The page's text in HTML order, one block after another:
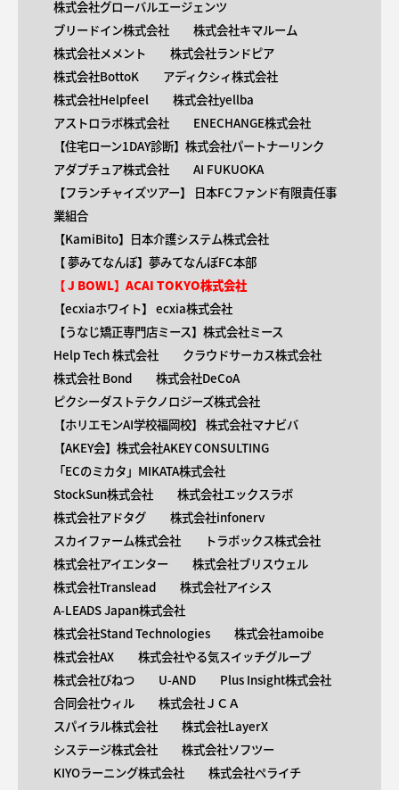
株式会社グローバルエージェンツ
ブリードイン株式会社
株式会社キマルーム
株式会社メメント
株式会社ランドピア
株式会社BottoK
アディクシィ株式会社
株式会社Helpfeel
株式会社yellba
アストロラボ株式会社
ENECHANGE株式会社
【住宅ローン1DAY診断】株式会社パートナーリンク
アダプチュア株式会社
AI FUKUOKA
【​フランチャイズツアー】 日本FCファンド有限責任事
業組合
【KamiBito​】日本介護システム株式会社
【 ​夢みてなんぼ】夢みてなんぼFC本部
【 ​J BOWL】ACAI TOKYO株式会社
【​ecxiaホワイト】 ecxia株式会社
【​うなじ矯正専門店ミース】株式会社ミース
Help Tech 株式会社
クラウドサーカス株式会社
株式会社 Bond
株式会社DeCoA
ピクシーダストテクノロジーズ株式会社
【ホリエモンAI学校福岡校】 株式会社マナビバ
【AKEY会】株式会社AKEY CONSULTING
「ECのミカタ」MIKATA株式会社
StockSun株式会社
株式会社エックスラボ
株式会社アドタグ
株式会社infonerv
スカイファーム株式会社
トラボックス株式会社
株式会社アイエンター
株式会社ブリスウェル
株式会社Translead
株式会社アイシス
A-LEADS Japan株式会社
株式会社Stand Technologies
株式会社amoibe
株式会社AX
株式会社やる気スイッチグループ
株式会社びねつ
U-AND
Plus Insight株式会社
合同会社ウィル
株式会社ＪＣＡ
スパイラル株式会社
株式会社LayerX
システージ株式会社
株式会社ソフツー
KIYOラーニング株式会社
株式会社ペライチ